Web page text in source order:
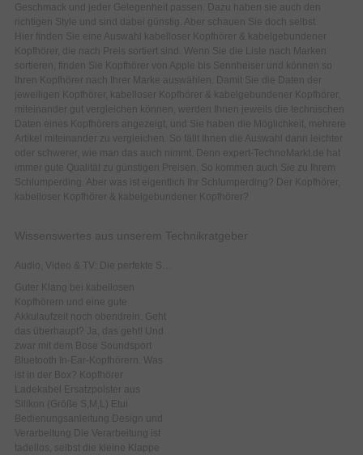
Geschmack und jeder Gelegenheit passen. Dazu haben sie auch den
richtigen Style und sind dabei günstig. Aber schauen Sie doch selbst.
Hier finden Sie eine Auswahl kabelloser Kopfhörer & kabelgebundener
Kopfhörer, die nach Preis sortiert sind. Wenn Sie die Liste nach Marken
sortieren, finden Sie Kopfhörer von Apple bis Sennheiser und können so
Ihren Kopfhörer nach Ihrer Marke auswählen. Damit Sie die Daten der
jeweiligen Kopfhörer, kabelloser Kopfhörer & kabelgebundener Kopfhörer,
miteinander gut vergleichen können, werden Ihnen jeweils die technischen
Daten eines Kopfhörers angezeigt, und Sie haben die Möglichkeit, mehrere
Artikel miteinander zu vergleichen. So fällt Ihnen die Auswahl dann leichter
oder schwerer, wie man das auch nimmt. Denn expert-TechnoMarkt.de hat
immer gute Qualität zu günstigen Preisen. So kommen auch Sie zu Ihrem
Schlumperding. Aber was ist eigentlich Ihr Schlumperding? Der Kopfhörer,
kabelloser Kopfhörer & kabelgebundener Kopfhörer?
Wissenswertes aus unserem Technikratgeber
Guter Klang bei kabellosen
Kopfhörern und eine gute
Akkulaufzeit noch obendrein. Geht
das überhaupt? Ja, das geht! Und
zwar mit dem Bose Soundsport
Bluetooth In-Ear-Kopfhörern. Was
ist in der Box? Kopfhörer
Ladekabel Ersatzpolster aus
Silikon (Größe S,M,L) Etui
Bedienungsanleitung Design und
Verarbeitung Die Verarbeitung ist
tadellos, selbst die kleine Klappe